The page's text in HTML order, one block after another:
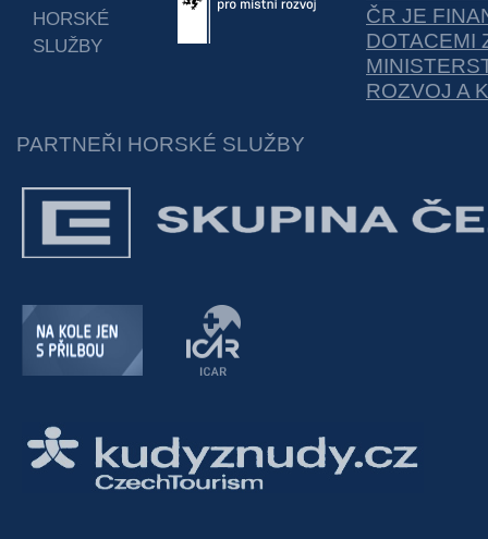
HORSKÉ
SLUŽBY
ČR JE
DOTACEMI
ROZVOJ A
PARTNEŘI HORSKÉ SLUŽBY